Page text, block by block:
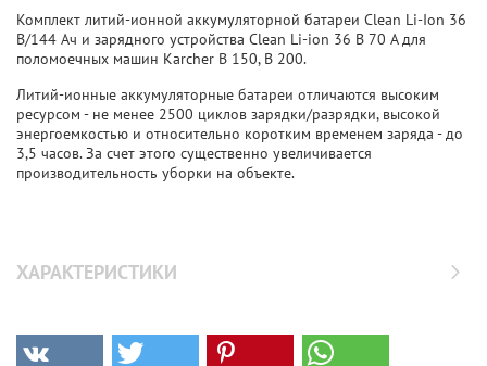
Комплект литий-ионной аккумуляторной батареи Clean Li-Ion 36
В/144 Ач и зарядного устройства Clean Li-ion 36 В 70 A для
поломоечных машин Karcher B 150, B 200.
Литий-ионные аккумуляторные батареи отличаются высоким
ресурсом - не менее 2500 циклов зарядки/разрядки, высокой
энергоемкостью и относительно коротким временем заряда - до
3,5 часов. За счет этого существенно увеличивается
производительность уборки на объекте.
ХАРАКТЕРИСТИКИ